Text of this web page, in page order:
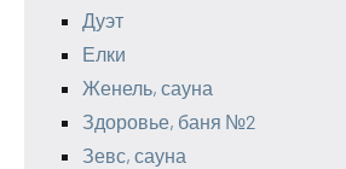
Дуэт
Елки
Женель, сауна
Здоровье, баня №2
Зевс, сауна